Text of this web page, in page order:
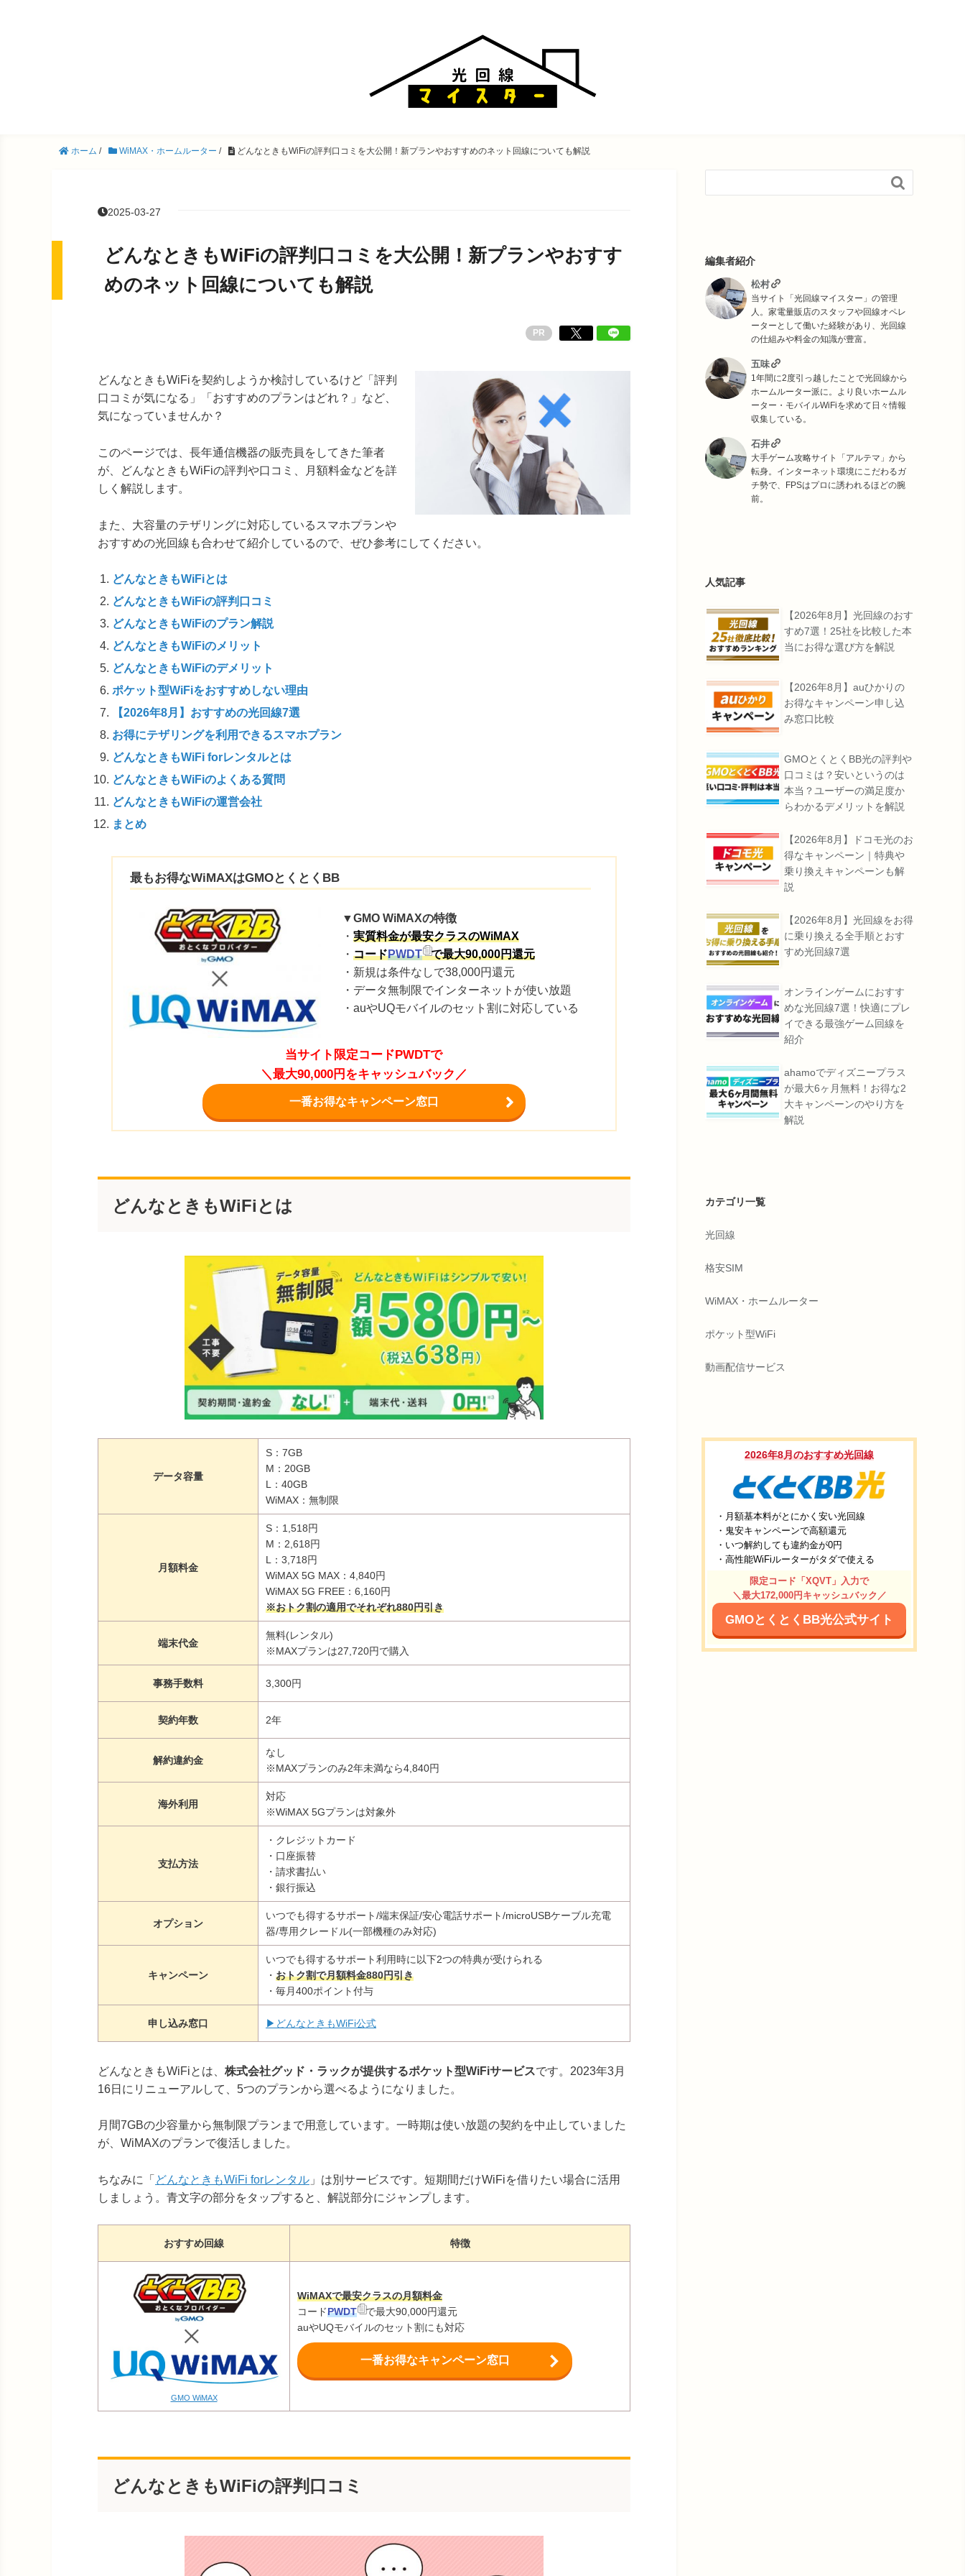
ホーム / WiMAX・ホームルーター / どんなときもWiFiの評判口コミを大公開！新プランやおすすめのネット回線についても解説
2025-03-27
どんなときもWiFiの評判口コミを大公開！新プランやおすす
めのネット回線についても解説
PR
どんなときもWiFiを契約しようか検討しているけど「評判
口コミが気になる」「おすすめのプランはどれ？」など、
気になっていませんか？
このページでは、長年通信機器の販売員をしてきた筆者
が、どんなときもWiFiの評判や口コミ、月額料金などを詳
しく解説します。
また、大容量のテザリングに対応しているスマホプランや
おすすめの光回線も合わせて紹介しているので、ぜひ参考にしてください。
どんなときもWiFiとは
どんなときもWiFiの評判口コミ
どんなときもWiFiのプラン解説
どんなときもWiFiのメリット
どんなときもWiFiのデメリット
ポケット型WiFiをおすすめしない理由
【2026年8月】おすすめの光回線7選
お得にテザリングを利用できるスマホプラン
どんなときもWiFi forレンタルとは
どんなときもWiFiのよくある質問
どんなときもWiFiの運営会社
まとめ
最もお得なWiMAXはGMOとくとくBB
▼GMO WiMAXの特徴
・実質料金が最安クラスのWiMAX
・コードPWDT
で最大90,000円還元
・新規は条件なしで38,000円還元
・データ無制限でインターネットが使い放題
・auやUQモバイルのセット割に対応している
当サイト限定コードPWDTで
＼最大90,000円をキャッシュバック／
一番お得なキャンペーン窓口
どんなときもWiFiとは
データ容量
S：7GB
M：20GB
L：40GB
WiMAX：無制限
月額料金
S：1,518円
M：2,618円
L：3,718円
WiMAX 5G MAX：4,840円
WiMAX 5G FREE：6,160円
※おトク割の適用でそれぞれ880円引き
端末代金
無料(レンタル)
※MAXプランは27,720円で購入
事務手数料 3,300円
契約年数 2年
解約違約金
なし
※MAXプランのみ2年未満なら4,840円
海外利用
対応
※WiMAX 5Gプランは対象外
支払方法
・クレジットカード
・口座振替
・請求書払い
・銀行振込
オプション
いつでも得するサポート/端末保証/安心電話サポート/microUSBケーブル充電
器/専用クレードル(一部機種のみ対応)
キャンペーン
いつでも得するサポート利用時に以下2つの特典が受けられる
・ おトク割で月額料金880円引き
・毎月400ポイント付与
申し込み窓口 ▶どんなときもWiFi公式
どんなときもWiFiとは、 株式会社グッド・ラックが提供するポケット型WiFiサービスです。2023年3月
16日にリニューアルして、5つのプランから選べるようになりました。
月間7GBの少容量から無制限プランまで用意しています。一時期は使い放題の契約を中止していました
が、WiMAXのプランで復活しました。
ちなみに「 どんなときもWiFi forレンタル 」は別サービスです。短期間だけWiFiを借りたい場合に活用
しましょう。青文字の部分をタップすると、解説部分にジャンプします。
おすすめ回線 特徴
GMO WiMAX
WiMAXで最安クラスの月額料金
コードPWDT
で最大90,000円還元
auやUQモバイルのセット割にも対応
一番お得なキャンペーン窓口
どんなときもWiFiの評判口コミ

編集者紹介
松村
当サイト「光回線マイスター」の管理
人。家電量販店のスタッフや回線オペレ
ーターとして働いた経験があり、光回線
の仕組みや料金の知識が豊富。
五味
1年間に2度引っ越したことで光回線から
ホームルーター派に。より良いホームル
ーター・モバイルWiFiを求めて日々情報
収集している。
石井
大手ゲーム攻略サイト「アルテマ」から
転身。インターネット環境にこだわるガ
チ勢で、FPSはプロに誘われるほどの腕
前。
人気記事
【2026年8月】光回線のおす
すめ7選！25社を比較した本
当にお得な選び方を解説
【2026年8月】auひかりの
お得なキャンペーン申し込
み窓口比較
GMOとくとくBB光の評判や
口コミは？安いというのは
本当？ユーザーの満足度か
らわかるデメリットを解説
【2026年8月】ドコモ光のお
得なキャンペーン｜特典や
乗り換えキャンペーンも解
説
【2026年8月】光回線をお得
に乗り換える全手順とおす
すめ光回線7選
オンラインゲームにおすす
めな光回線7選！快適にプレ
イできる最強ゲーム回線を
紹介
ahamoでディズニープラス
が最大6ヶ月無料！お得な2
大キャンペーンのやり方を
解説
カテゴリ一覧
光回線
格安SIM
WiMAX・ホームルーター
ポケット型WiFi
動画配信サービス
2026年8月のおすすめ光回線
・月額基本料がとにかく安い光回線
・鬼安キャンペーンで高額還元
・いつ解約しても違約金が0円
・高性能WiFiルーターがタダで使える
限定コード「XQVT」入力で
＼最大172,000円キャッシュバック／
GMOとくとくBB光公式サイト